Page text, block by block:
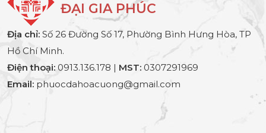
ĐẠI GIA PHÚC
Địa chỉ: Số 26 Đường Số 17, Phường Bình Hưng Hòa, TP
Hồ Chí Minh.
Điện thoại: 0913.136.178 | MST: 0307291969
Email: phuocdahoacuong@gmail.com